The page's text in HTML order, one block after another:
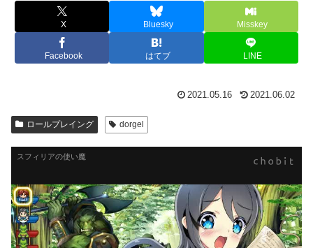
X Bluesky Misskey
Facebook はてブ LINE
2021.05.16 2021.06.02
ロールプレイング dorgel